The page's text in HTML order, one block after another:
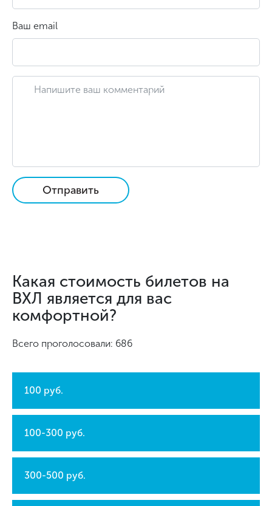
Ваш email
Отправить
Какая стоимость билетов на
ВХЛ является для вас
комфортной?
Всего проголосовали: 686
100 руб.
100-300 руб.
300-500 руб.